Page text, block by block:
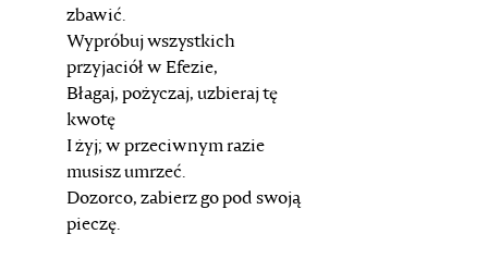
zbawić.
Wypróbuj wszystkich
przyjaciół w Efezie,
Błagaj, pożyczaj, uzbieraj tę
kwotę
I żyj; w przeciwnym razie
musisz umrzeć.
Dozorco, zabierz go pod swoją
pieczę.